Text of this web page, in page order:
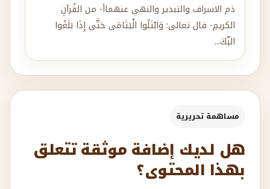
ذم الاسراف والتبدير والنهي عنهماأ- من القُرآنِ
الكريمِ- قال تعالى: وَابْتَلُوا الْيَتَامَى حَتَّى إِذَا بَلَغُوا
النِّكَ...
مساهمة تحريرية
هل لديك إضافة موثقة تتعلق
بهذا المحتوى؟